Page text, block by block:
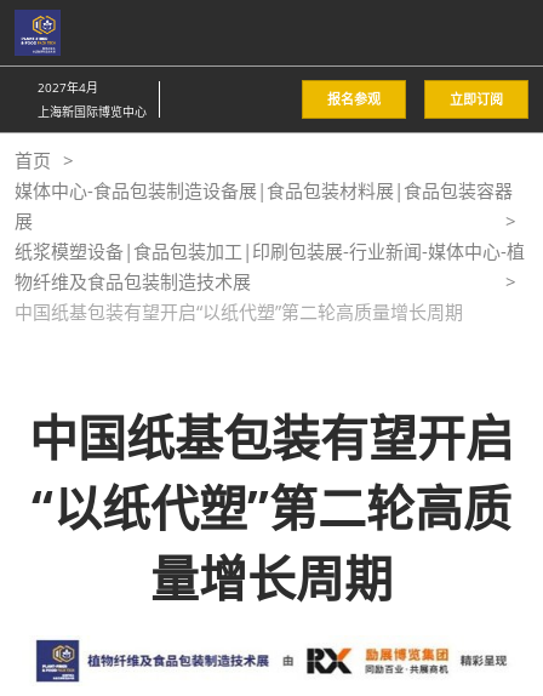
直
接
跳
至
内
容
2027年4月
上海新国际博览中心
报名参观 立即订阅
首页
媒体中心-食品包装制造设备展|食品包装材料展|食品包装容器
展
纸浆模塑设备|食品包装加工|印刷包装展-行业新闻-媒体中心-植
物纤维及食品包装制造技术展
中国纸基包装有望开启“以纸代塑”第二轮高质量增长周期
中国纸基包装有望开启
“以纸代塑”第二轮高质
量增长周期